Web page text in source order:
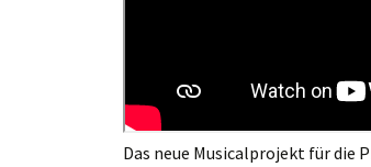
Das neue Musicalprojekt für die